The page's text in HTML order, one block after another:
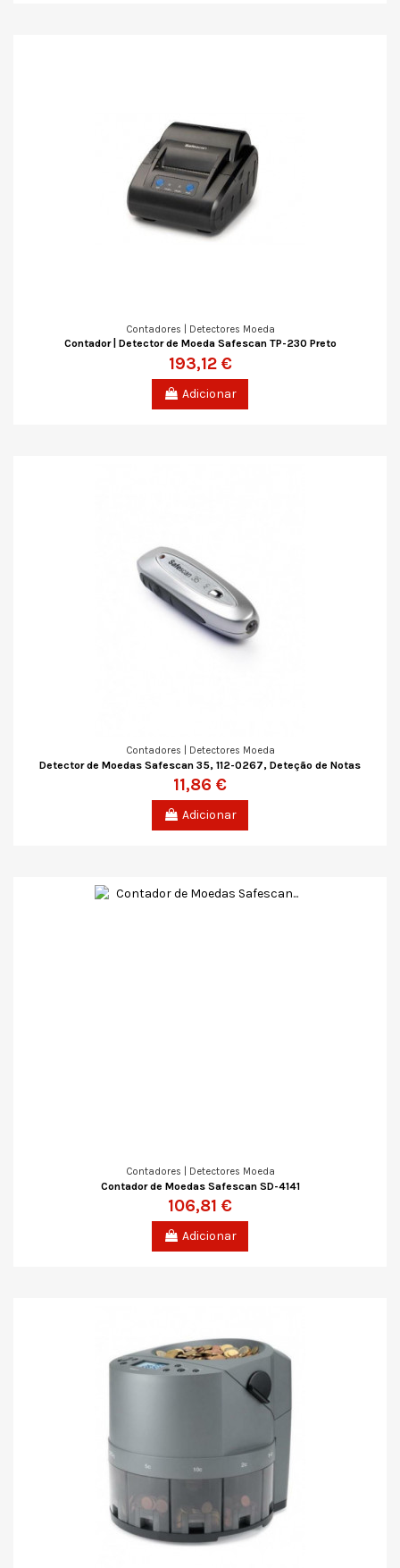
Contadores | Detectores Moeda
Contador | Detector de Moeda Safescan TP-230 Preto
193,12 €
Adicionar
Contadores | Detectores Moeda
Detector de Moedas Safescan 35, 112-0267, Deteção de Notas
11,86 €
Adicionar
Contadores | Detectores Moeda
Contador de Moedas Safescan SD-4141
106,81 €
Adicionar